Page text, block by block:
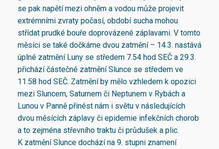
se pak napětí mezi ohněm a vodou může projevit
extrémními zvraty počasí, období sucha mohou
střídat prudké bouře doprovázené záplavami. V tomto
měsíci se také dočkáme dvou zatmění – 14.3. nastává
úplné zatmění Luny se středem 7.54 hod SEČ a 29.3.
přichází částečné zatmění Slunce se středem ve
11.58 hod SEČ. Zatmění by mělo vzhledem k opozici
mezi Sluncem, Saturnem či Neptunem v Rybách a
Lunou v Panně přinést nám i světu v následujících
dvou měsících záplavy či epidemie infekčních chorob
a to zejména střevního traktu či průdušek a plic.
K zatmění Slunce dochází na 9. stupni znamení